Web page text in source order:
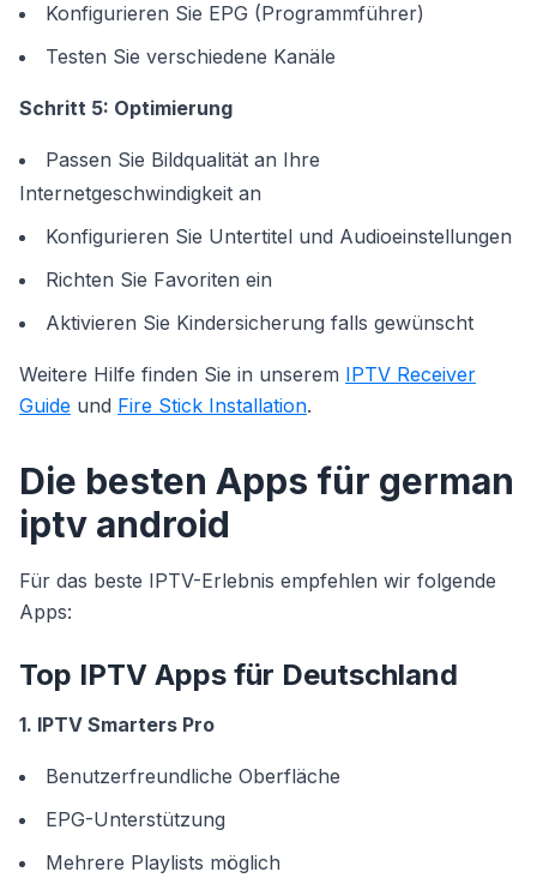
Konfigurieren Sie EPG (Programmführer)
Testen Sie verschiedene Kanäle
Schritt 5: Optimierung
Passen Sie Bildqualität an Ihre
Internetgeschwindigkeit an
Konfigurieren Sie Untertitel und Audioeinstellungen
Richten Sie Favoriten ein
Aktivieren Sie Kindersicherung falls gewünscht
Weitere Hilfe finden Sie in unserem IPTV Receiver
Guide und Fire Stick Installation.
Die besten Apps für german
iptv android
Für das beste IPTV-Erlebnis empfehlen wir folgende
Apps:
Top IPTV Apps für Deutschland
1. IPTV Smarters Pro
Benutzerfreundliche Oberfläche
EPG-Unterstützung
Mehrere Playlists möglich